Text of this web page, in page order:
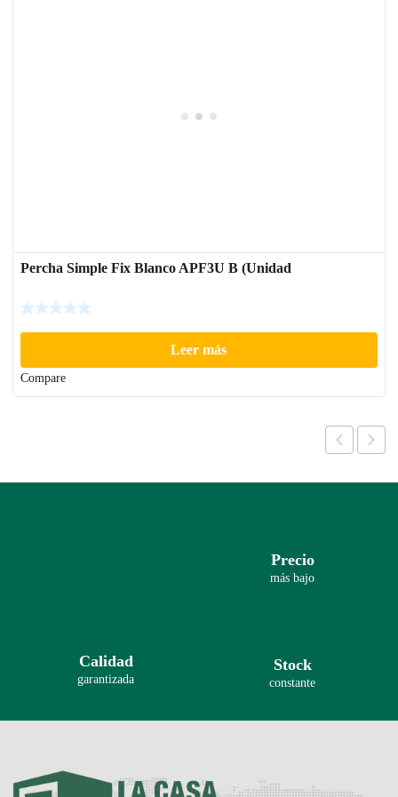
Percha Simple Fix Blanco APF3U B (Unidad
Leer más
Compare
Precio
más bajo
Calidad
garantizada
Stock
constante